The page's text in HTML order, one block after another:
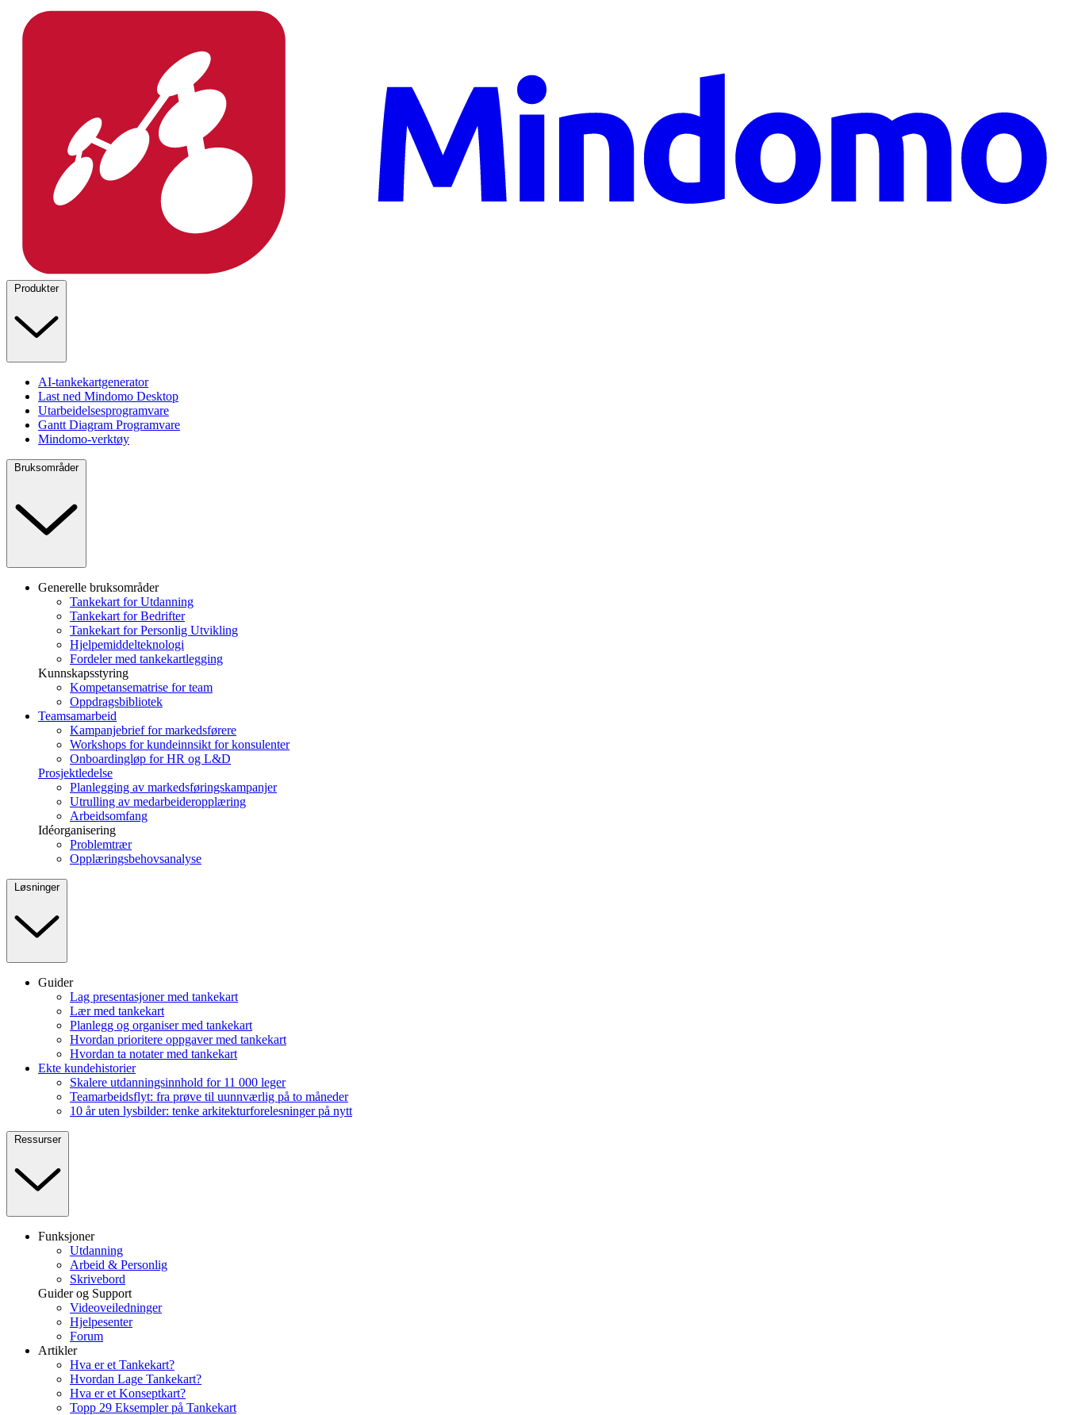
Produkter
AI-tankekartgenerator
Last ned Mindomo Desktop
Utarbeidelsesprogramvare
Gantt Diagram Programvare
Mindomo-verktøy
Bruksområder
Generelle bruksområder
Tankekart for Utdanning
Tankekart for Bedrifter
Tankekart for Personlig Utvikling
Hjelpemiddelteknologi
Fordeler med tankekartlegging
Kunnskapsstyring
Kompetansematrise for team
Oppdragsbibliotek
Teamsamarbeid
Kampanjebrief for markedsførere
Workshops for kundeinnsikt for konsulenter
Onboardingløp for HR og L&D
Prosjektledelse
Planlegging av markedsføringskampanjer
Utrulling av medarbeideropplæring
Arbeidsomfang
Idéorganisering
Problemtrær
Opplæringsbehovsanalyse
Løsninger
Guider
Lag presentasjoner med tankekart
Lær med tankekart
Planlegg og organiser med tankekart
Hvordan prioritere oppgaver med tankekart
Hvordan ta notater med tankekart
Ekte kundehistorier
Skalere utdanningsinnhold for 11 000 leger
Teamarbeidsflyt: fra prøve til uunnværlig på to måneder
10 år uten lysbilder: tenke arkitekturforelesninger på nytt
Ressurser
Funksjoner
Utdanning
Arbeid & Personlig
Skrivebord
Guider og Support
Videoveiledninger
Hjelpesenter
Forum
Artikler
Hva er et Tankekart?
Hvordan Lage Tankekart?
Hva er et Konseptkart?
Topp 29 Eksempler på Tankekart